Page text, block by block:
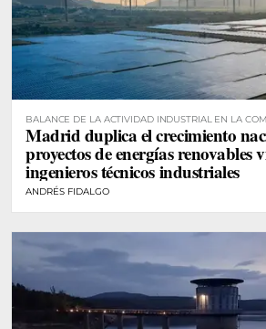
BALANCE DE LA ACTIVIDAD INDUSTRIAL EN LA
Madrid duplica el crecimiento
proyectos de energías renovables
ingenieros técnicos industriales
ANDRÉS FIDALGO